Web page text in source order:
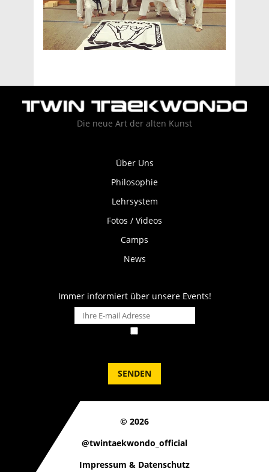
Die neue Art der alten Kunst
Über Uns
Philosophie
Lehrsystem
Fotos / Videos
Camps
News
Immer informiert über unsere Events!
SENDEN
© 2026
@twintaekwondo_official
Impressum & Datenschutz